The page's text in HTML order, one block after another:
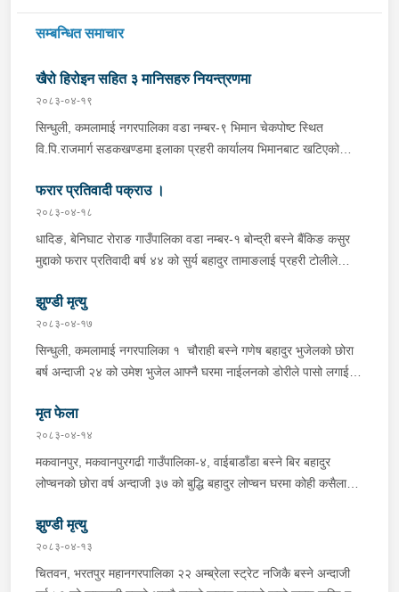
सम्बन्धित समाचार
खैरो हिरोइन सहित ३ मानिसहरु नियन्त्रणमा
२०८३-०४-१९
सिन्धुली, कमलामाई नगरपालिका वडा नम्बर-९ भिमान चेकपोष्ट स्थित
वि.पि.राजमार्ग सडकखण्डमा इलाका प्रहरी कार्यालय भिमानबाट खटिएको
बर्दिवासको संयुक्त टोलीले मोरङबाट काठमाण्डौ तर्फ जाँदै गरेको चालक
सिन्धुली कमलामाई नगरपालिका वडा नम्बर- १२ बस्ने बर्ष अन्दाजी-२९ को
चन्द्र बहादुर माझीले चलाएको म.प्र. व०४-००१ ज ००८६ नं. को
यात्रुबाहक E.V. हायसमा सवार जिल्ला सिराह मिर्चैया नगरपालिका-५ बस्ने
ल्याएको तरकारीको बोरा भित्र डब्बामा प्लास्टिकले पोका पारी लुकाई छिपाई
ल्याएको लागु औषध खैरो हिरोइन जस्तो देखिने गिलो पदार्थ ४५.१९० फेला
पारी नियन्त्रणमा लिई सोधपुछ गर्दा पछाडी मोटरसाइकलमा सवार चालक
अभिषेक कुमार साह र सवार राहुल कुमार मण्डलले उक्त सामान दिई पठाएको
भनि खुल्न आएको हुँदा मोटरसाइकल सहित निजहरुलाई नियन्त्रणमा लिई थप
अनुसन्धान कार्य भईरहेको ।
फरार प्रतिवादी पक्राउ ।
२०८३-०४-१८
धादिङ, बेनिघाट रोराङ गाउँपालिका वडा नम्बर-१ बोन्द्री बस्ने बैंकिङ कसुर
मुद्दाको फरार प्रतिवादी बर्ष ४४ को सुर्य बहादुर तामाङलाई प्रहरी टोलीले
झुण्डी मृत्यु
२०८३-०४-१७
सिन्धुली, कमलामाई नगरपालिका १ चौराही बस्ने गणेष बहादुर भुजेलको छोरा
बर्ष अन्दाजी २४ को उमेश भुजेल आफ्नै घरमा नाईलनको डोरीले पासो लगाई
घटनास्थलमा मुचुल्का सहित थप अनुसन्धान कार्य भइरहेको ।
मृत फेला
२०८३-०४-१४
मकवानपुर, मकवानपुरगढी गाउँपालिका-४, वाईबाडाँडा बस्ने बिर बहादुर
लोप्चनको छोरा वर्ष अन्दाजी ३७ को बुद्धि बहादुर लोप्चन घरमा कोही कसैलाई
मिति २०८३।०४।१४ गते सोहि स्थित कुसुमटार खोल्सामा घोप्टो परी मृत
अवस्थामा फेला परेको । यस घटना सम्बन्धमा थप अनुसन्धान कार्य भईरहेको
छ ।
झुण्डी मृत्यु
२०८३-०४-१३
चितवन, भरतपुर महानगरपालिका २२ अम्ब्रेला स्ट्रेट नजिकै बस्ने अन्दाजी